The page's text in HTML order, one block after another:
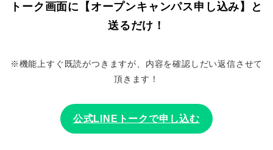
トーク画面に【オープンキャンパス申し込み】と
送るだけ！
※機能上すぐ既読がつきますが、内容を確認しだい返信させて
頂きます！
公式LINEトークで申し込む